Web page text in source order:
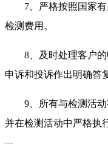
7、严格按照国
检测费用。
8、及时处理客
申诉和投诉作出明确答复
9、所有与检测活
并在检测活动中严格执行